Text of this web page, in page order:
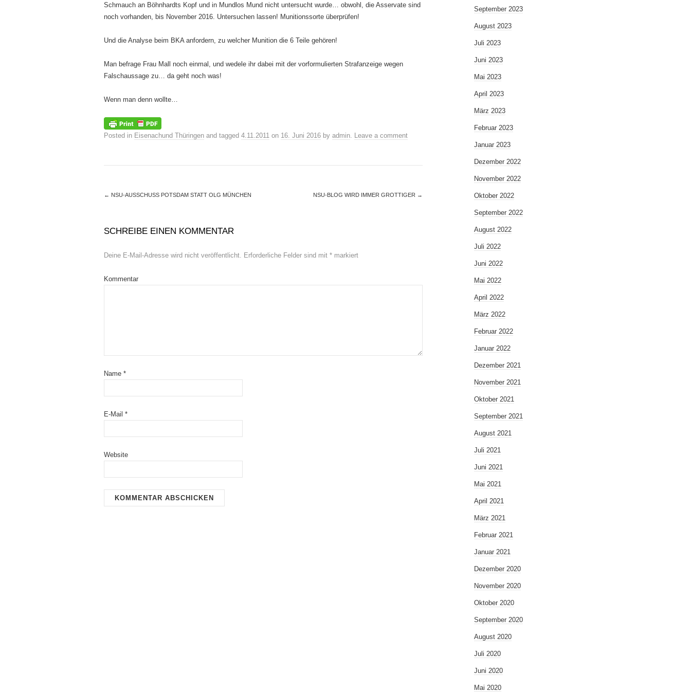
Schmauch an Böhnhardts Kopf und in Mundlos Mund nicht untersucht wurde… obwohl, die Asservate sind
noch vorhanden, bis November 2016. Untersuchen lassen! Munitionssorte überprüfen!
Und die Analyse beim BKA anfordern, zu welcher Munition die 6 Teile gehören!
Man befrage Frau Mall noch einmal, und wedele ihr dabei mit der vorformulierten Strafanzeige wegen
Falschaussage zu… da geht noch was!
Wenn man denn wollte…
Posted in Eisenachund Thüringen and tagged 4.11.2011 on 16. Juni 2016 by admin. Leave a comment
← NSU-AUSSCHUSS POTSDAM STATT OLG MÜNCHEN NSU-BLOG WIRD IMMER GROTTIGER →
SCHREIBE EINEN KOMMENTAR
Deine E-Mail-Adresse wird nicht veröffentlicht. Erforderliche Felder sind mit * markiert
Kommentar
Name *
E-Mail *
Website
September 2023
August 2023
Juli 2023
Juni 2023
Mai 2023
April 2023
März 2023
Februar 2023
Januar 2023
Dezember 2022
November 2022
Oktober 2022
September 2022
August 2022
Juli 2022
Juni 2022
Mai 2022
April 2022
März 2022
Februar 2022
Januar 2022
Dezember 2021
November 2021
Oktober 2021
September 2021
August 2021
Juli 2021
Juni 2021
Mai 2021
April 2021
März 2021
Februar 2021
Januar 2021
Dezember 2020
November 2020
Oktober 2020
September 2020
August 2020
Juli 2020
Juni 2020
Mai 2020